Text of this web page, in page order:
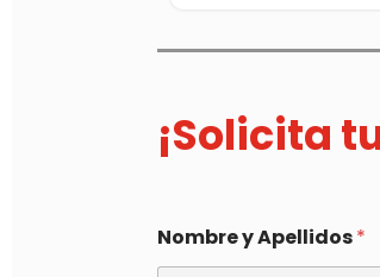
¡Solicita
Nombre y Apellidos*